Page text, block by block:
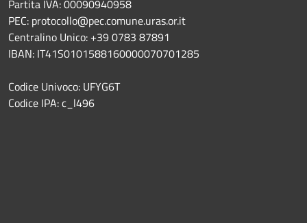
Partita IVA: 00090940958
PEC: protocollo@pec.comune.uras.or.it
Centralino Unico: +39 0783 87891
IBAN: IT41S0101588160000070701285
Codice Univoco: UFYG6T
Codice IPA: c_l496